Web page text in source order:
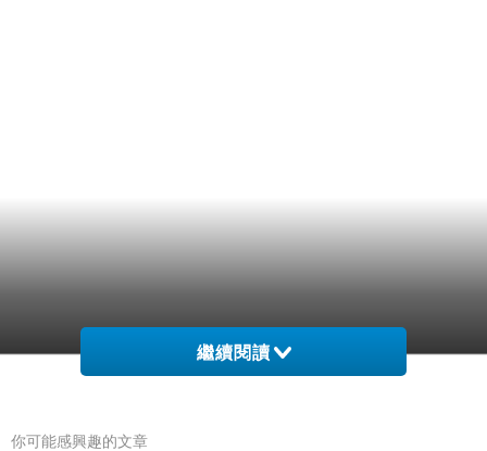
繼續閱讀
你可能感興趣的文章